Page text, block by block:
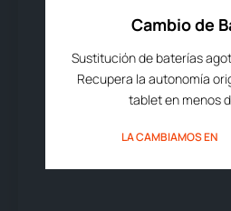
Cambio de
Sustitución de baterías
Recupera la autonomía
tablet en menos
LA CAMBIAMOS EN